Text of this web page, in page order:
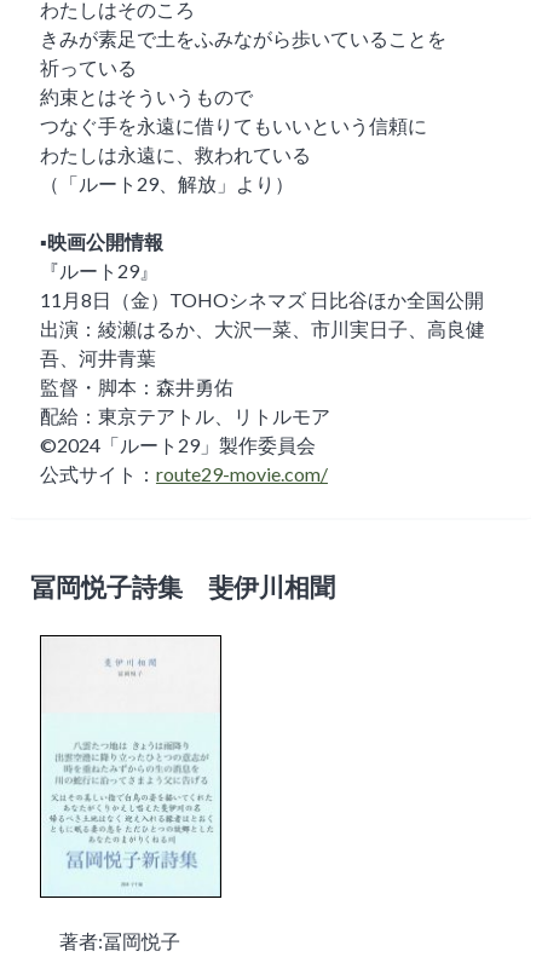
わたしはそのころ
きみが素足で土をふみながら歩いていることを
祈っている
約束とはそういうもので
つなぐ手を永遠に借りてもいいという信頼に
わたしは永遠に、救われている
（「ルート29、解放」より）
▪️映画公開情報
『ルート29』
11月8日（金）TOHOシネマズ 日比谷ほか全国公開
出演：綾瀬はるか、大沢一菜、市川実日子、高良健
吾、河井青葉
監督・脚本：森井勇佑
配給：東京テアトル、リトルモア
©2024「ルート29」製作委員会
公式サイト： route29-movie.com/
冨岡悦子詩集 斐伊川相聞
著者:冨岡悦子